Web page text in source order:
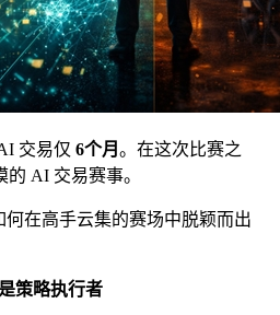
交易仅 6个月 。在这次比赛之
AI 交易赛事。
何在高手云集的赛场中脱颖而出
策略执行者